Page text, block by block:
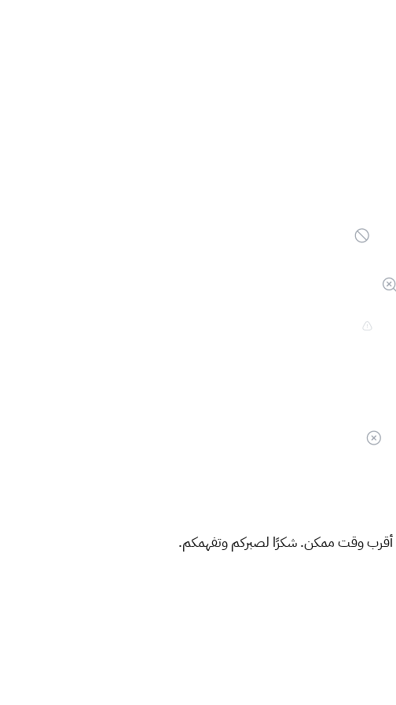
أقرب وقت ممكن. شكرًا لصبركم وتفهمكم.